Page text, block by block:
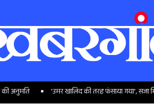
'उमर खालिद की तरह फंसाया गया', सजा मिलने के